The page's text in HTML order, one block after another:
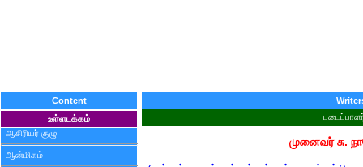
Content
உள்ளடக்கம்
ஆசிரியர் குழு
ஆன்மிகம்
முனைவர் சு.